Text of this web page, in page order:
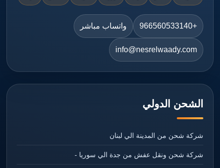
+966560533140 واتساب مباشر
info@nesrelwaady.com
الشحن الدولي
شركة شحن من المدينة الي لبنان
شركة شحن ونقل عفش من جدة الي سوريا -